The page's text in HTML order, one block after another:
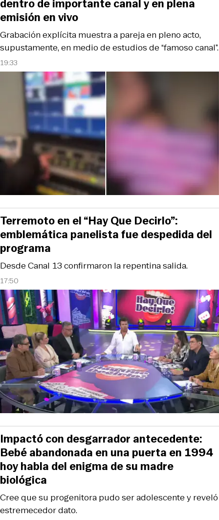
19:33
Grabación explícita muestra a pareja en pleno acto,
supustamente, en medio de estudios de “famoso canal”.
dentro de importante canal y en plena
emisión en vivo
17:50
Desde Canal 13 confirmaron la repentina salida.
Terremoto en el “Hay Que Decirlo”:
emblemática panelista fue despedida del
programa
Cree que su progenitora pudo ser adolescente y reveló
estremecedor dato.
Impactó con desgarrador antecedente:
Bebé abandonada en una puerta en 1994
hoy habla del enigma de su madre
biológica